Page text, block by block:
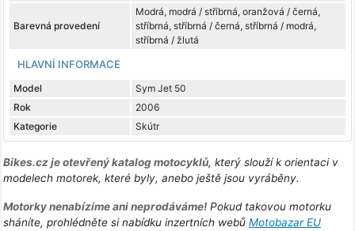
Barevná provedení
Modrá, modrá / stříbrná, oranžová / černá,
stříbrná, stříbrná / černá, stříbrná / modrá,
stříbrná / žlutá
HLAVNÍ INFORMACE
Model
Sym Jet 50
Rok
2006
Kategorie
Skútr
Bikes.cz je otevřený katalog motocyklů, který slouží k orientaci v
modelech motorek, které byly, anebo ještě jsou vyráběny.
Motorky nenabízíme ani neprodáváme!Pokud takovou motorku
sháníte, prohlédněte si nabídku inzertních webů Motobazar EU